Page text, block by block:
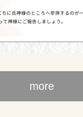
ポーツ学童Loop」
more